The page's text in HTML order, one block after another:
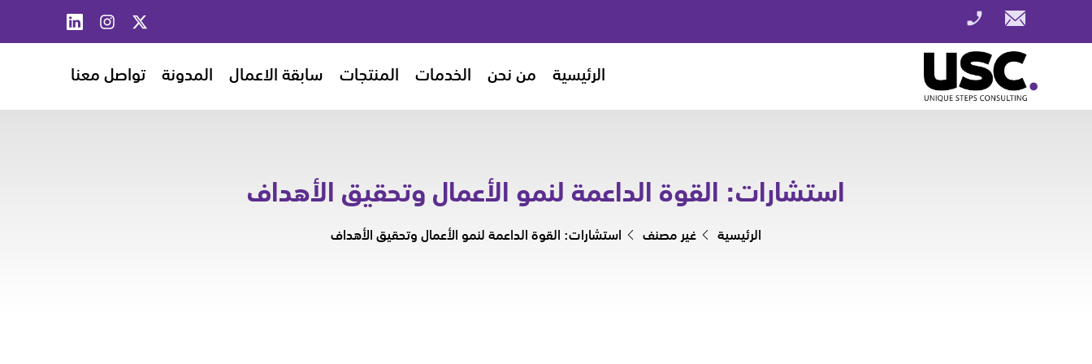
الرئيسية من نحن الخدمات المنتجات سابقة الاعمال المدونة تواصل معنا
استشارات: القوة الداعمة لنمو الأعمال وتحقيق الأهداف
الرئيسية غير مصنف استشارات: القوة الداعمة لنمو الأعمال وتحقيق الأهداف